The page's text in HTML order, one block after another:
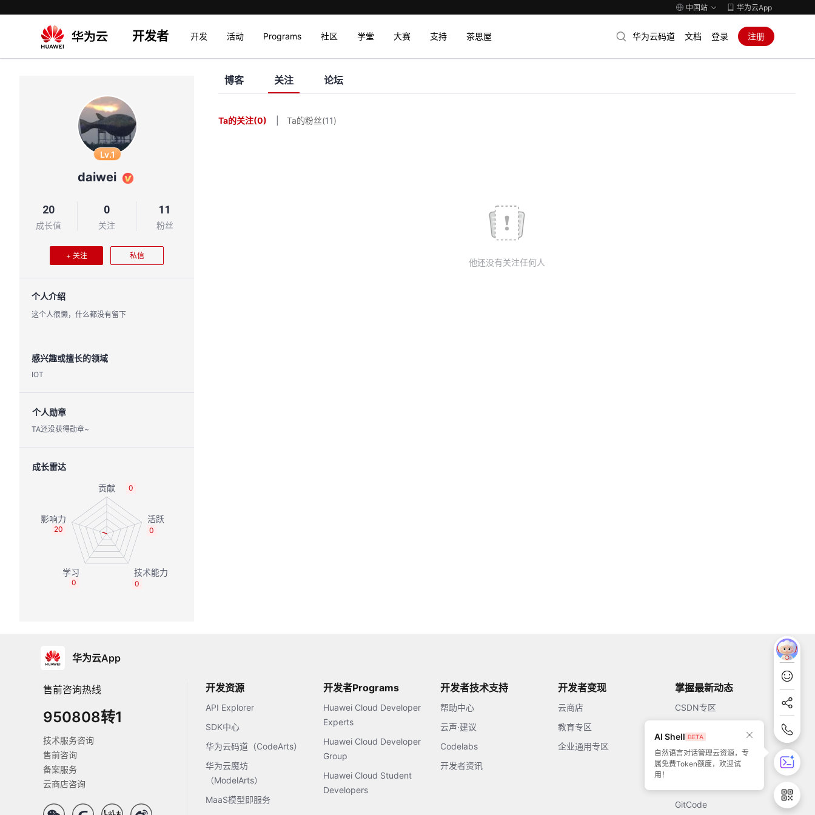
中国站 华为云App
开发者 开发 活动 Programs 社区 学堂 大赛 支持 茶思屋 华为云码道 文档 登录 注册
Lv.1
daiwei
20
成长值
0
关注
11
粉丝
+ 关注 私信
个人介绍
这个人很懒，什么都没有留下
感兴趣或擅长的领域
IOT
个人勋章
TA还没获得勋章~
成长雷达
0
0
0
0
20
博客 关注 论坛
Ta的关注(0) Ta的粉丝(11)
他还没有关注任何人
华为云App
售前咨询热线
950808转1
技术服务咨询
售前咨询
备案服务
云商店咨询
开发资源
API Explorer
SDK中心
华为云码道（CodeArts）
华为云魔坊
（ModelArts）
MaaS模型即服务
开发者Programs
Huawei Cloud Developer
Experts
Huawei Cloud Developer
Group
Huawei Cloud Student
Developers
开发者技术支持
帮助中心
云声·建议
Codelabs
开发者资讯
开发者变现
云商店
教育专区
企业通用专区
掌握最新动态
CSDN专区
51CTO
GitCode
AI Shell
自然语言对话管理云资源，专
属免费Token额度，欢迎试
用！